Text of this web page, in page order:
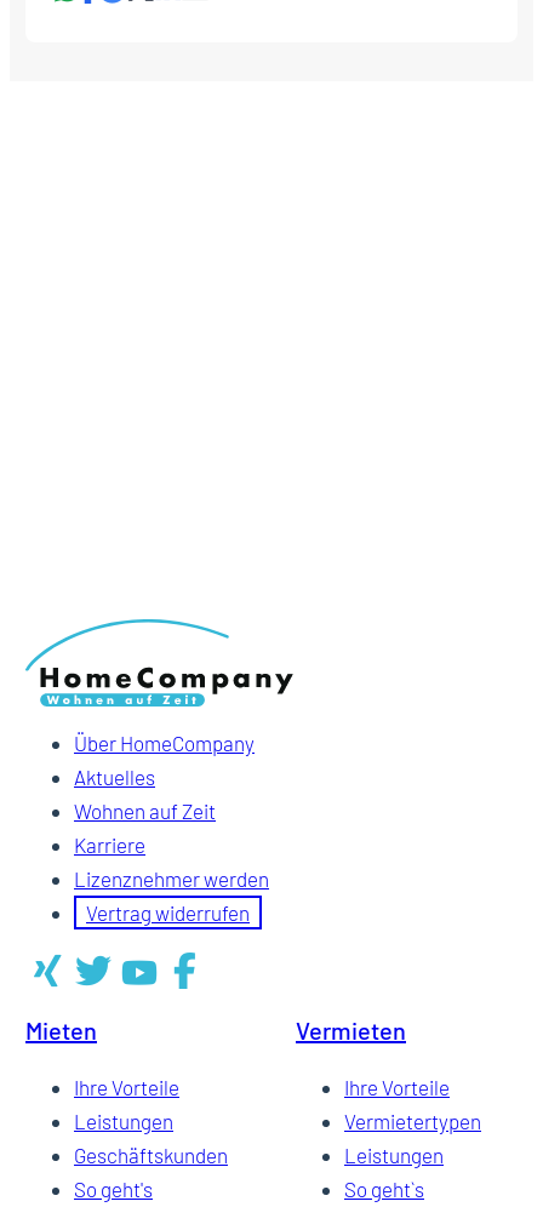
Über HomeCompany
Aktuelles
Wohnen auf Zeit
Karriere
Lizenznehmer werden
Vertrag widerrufen
Mieten
Ihre Vorteile
Leistungen
Geschäftskunden
So geht's
Vermieten
Ihre Vorteile
Vermietertypen
Leistungen
So geht`s